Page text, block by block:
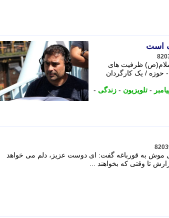
است
اسلام(ص) ظرفیت های
- حوزه / یک کارگردان
- تلویزیون - زندگی -
موش به قورباغه گفت: ای دوست عزیز، دلم می خواهد
تا وقتی که بخواهند ...